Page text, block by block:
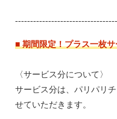
■ 期間限定！プラス一枚
〈サービス分について〉
サービス分は、パリパリ
せていただきます。